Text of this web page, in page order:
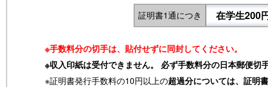
証明書1通につき 在学生200
※手数料分の切手は、貼付せずに同封してください。
※収入印紙は受付できません。 必ず手数料分の日本郵便切
※証明書発行手数料の10円以上の超過分については、証明